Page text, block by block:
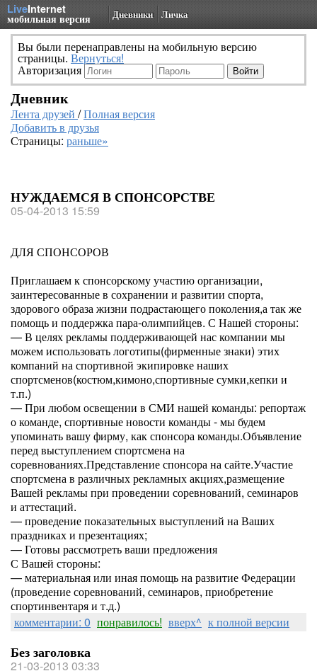
LiveInternet
мобильная версия Дневники Личка
Вы были перенаправлены на мобильную версию
страницы. Вернуться!
Авторизация
Дневник
Лента друзей /Полная версия
Добавить в друзья
Страницы: раньше»
НУЖДАЕМСЯ В СПОНСОРСТВЕ
05-04-2013 15:59
ДЛЯ СПОНСОРОВ
Приглашаем к спонсорскому участию организации,
заинтересованные в сохранении и развитии спорта,
здорового образа жизни подрастающего поколения,а так же
помощь и поддержка пара-олимпийцев. С Нашей стороны:
— В целях рекламы поддерживающей нас компании мы
можем использовать логотипы(фирменные знаки) этих
компаний на спортивной экипировке наших
спортсменов(костюм,кимоно,спортивные сумки,кепки и
т.п.)
— При любом освещении в СМИ нашей команды: репортаж
о команде, спортивные новости команды - мы будем
упоминать вашу фирму, как спонсора команды.Объявление
перед выступлением спортсмена на
соревнованиях.Представление спонсора на сайте.Участие
спортсмена в различных рекламных акциях,размещение
Вашей рекламы при проведении соревнований, семинаров
и аттестаций.
— проведение показательных выступлений на Ваших
праздниках и презентациях;
— Готовы рассмотреть ваши предложения
С Вашей стороны:
— материальная или иная помощь на развитие Федерации
(проведение соревнований, семинаров, приобретение
спортинвентаря и т.д.)
комментарии: 0 понравилось! вверх^ к полной версии
Без заголовка
21-03-2013 03:33